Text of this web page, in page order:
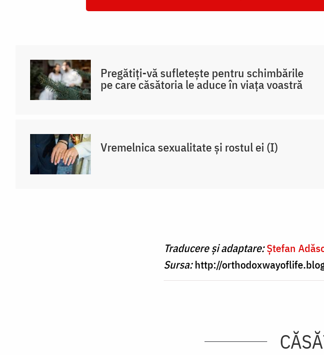
Pregătiți-vă sufletește pentru schimbările
pe care căsătoria le aduce în viața voastră
Vremelnica sexualitate și rostul ei (I)
Traducere și adaptare:Ștefan
Sursa:http://